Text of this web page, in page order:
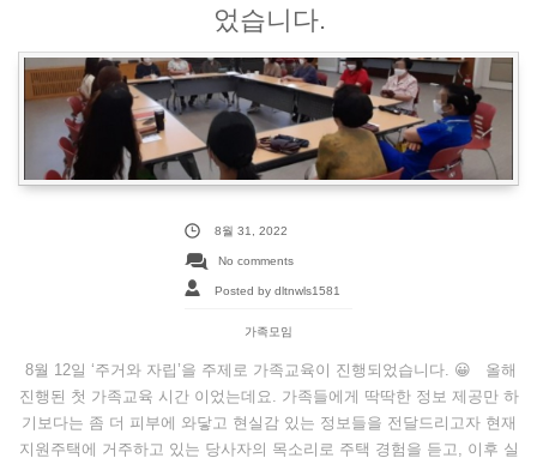
었습니다.
8월 31, 2022
No comments
Posted by dltnwls1581
가족모임
8월 12일 ‘주거와 자립’을 주제로 가족교육이 진행되었습니다. 😀 올해
진행된 첫 가족교육 시간 이었는데요. 가족들에게 딱딱한 정보 제공만 하
기보다는 좀 더 피부에 와닿고 현실감 있는 정보들을 전달드리고자 현재
지원주택에 거주하고 있는 당사자의 목소리로 주택 경험을 듣고, 이후 실